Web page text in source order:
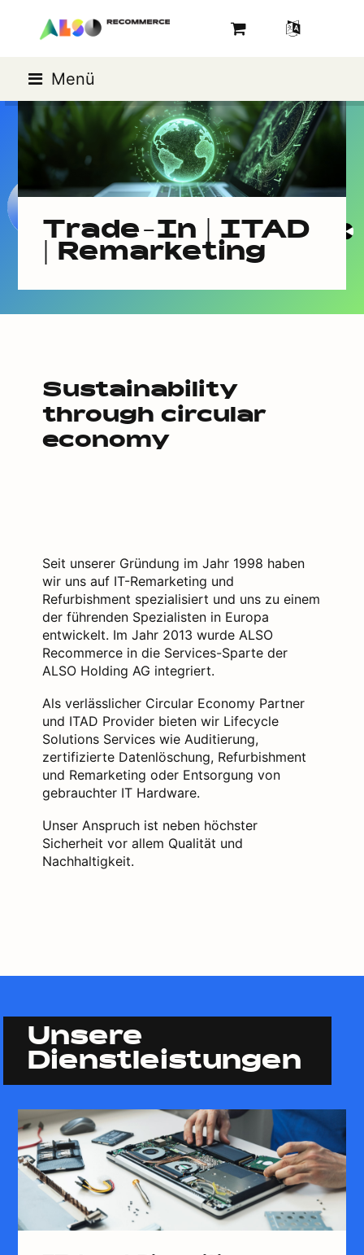
Menü
Trade-In | ITAD
| Remarketing
Sustainability
through circular
economy
Seit unserer Gründung im Jahr 1998 haben
wir uns auf IT-Remarketing und
Refurbishment spezialisiert und uns zu einem
der führenden Spezialisten in Europa
entwickelt. Im Jahr 2013 wurde ALSO
Recommerce in die Services-Sparte der
ALSO Holding AG integriert.
Als verlässlicher Circular Economy Partner
und ITAD Provider bieten wir Lifecycle
Solutions Services wie Auditierung,
zertifizierte Datenlöschung, Refurbishment
und Remarketing oder Entsorgung von
gebrauchter IT Hardware.
Unser Anspruch ist neben höchster
Sicherheit vor allem Qualität und
Nachhaltigkeit.
Unsere
Dienstleistungen